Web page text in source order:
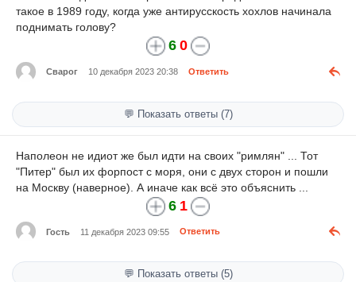
такое в 1989 году, когда уже антирусскость хохлов начинала
поднимать голову?
6 0
Сварог 10 декабря 2023 20:38 Ответить
💬 Показать ответы (7)
Наполеон не идиот же был идти на своих "римлян" ... Тот
"Питер" был их форпост с моря, они с двух сторон и пошли
на Москву (наверное). А иначе как всё это объяснить ...
6 1
Гость 11 декабря 2023 09:55 Ответить
💬 Показать ответы (5)